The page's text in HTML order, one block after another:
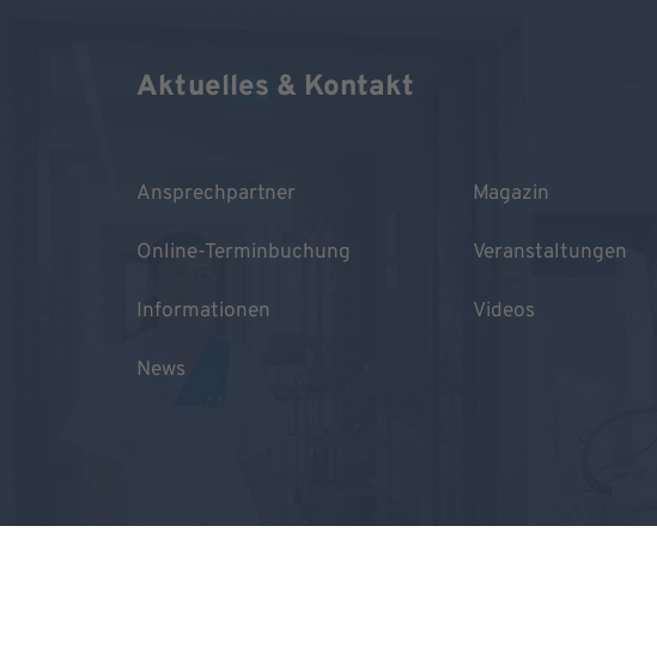
Aktuelles & Kontakt
Ansprechpartner
Online-Terminbuchung
Informationen
News
Magazin
Veranstaltungen
Videos